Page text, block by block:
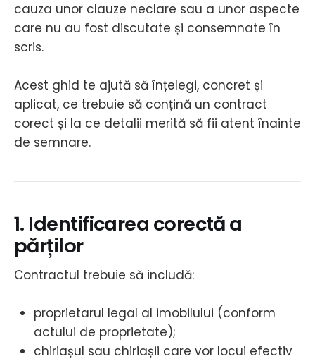
cauza unor clauze neclare sau a unor aspecte
care nu au fost discutate și consemnate în
scris.
Acest ghid te ajută să înțelegi, concret și
aplicat, ce trebuie să conțină un contract
corect și la ce detalii merită să fii atent înainte
de semnare.
1. Identificarea corectă a
părților
Contractul trebuie să includă:
proprietarul legal al imobilului (conform
actului de proprietate);
chiriașul sau chiriașii care vor locui efectiv